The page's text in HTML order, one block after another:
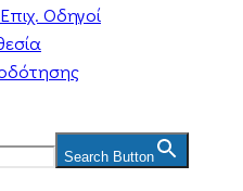
Οδηγοί
Search Button